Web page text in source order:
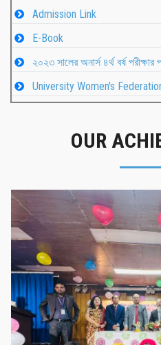
Admission Link
E-Book
২০২৩ সালের অনার্স ৪র্থ বর্ষ
University Women's
OUR